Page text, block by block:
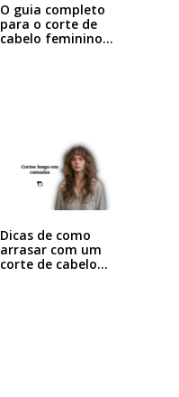
O guia completo
para o corte de
cabelo feminino…
Dicas de como
arrasar com um
corte de cabelo…